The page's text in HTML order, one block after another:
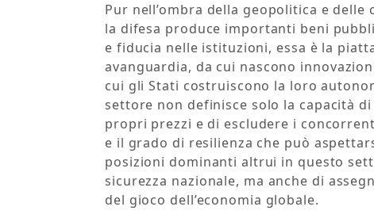
Pur nell’ombra della geopolitica e
la difesa produce importanti beni
e fiducia nelle istituzioni, essa è la
avanguardia, da cui nascono
cui gli Stati costruiscono la loro
settore non definisce solo la capacità
propri prezzi e di escludere i
e il grado di resilienza che può
posizioni dominanti altrui in questo
sicurezza nazionale, ma anche di
del gioco dell’economia globale.